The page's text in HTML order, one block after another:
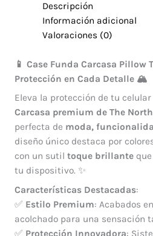
Descripción
Información adicional
Valoraciones (0)
📱 Case Funda Carcasa Pillow
Protección en Cada Detalle 🏔️
Eleva la protección de tu celular
Carcasa premium de The
perfecta de moda,
diseño único destaca por
con un sutil toque brillanteque
tu dispositivo. ✨
Características Destacadas:
✅ Estilo Premium: Acabados
acolchado para una sensación
✅ Protección Innovadora: